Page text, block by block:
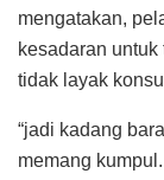
mengatakan,
kesadaran
tidak layak
“jadi kadang
memang